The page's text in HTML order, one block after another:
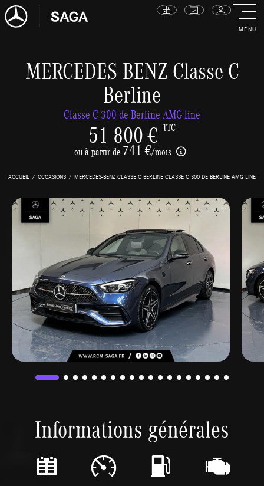
MENU
MERCEDES-BENZ Classe C
Berline
Classe C 300 de Berline AMG line
51 800 € TTC
ou à partir de 741 €/mois
ACCUEIL OCCASIONS MERCEDES-BENZ CLASSE C BERLINE CLASSE C 300 DE BERLINE AMG LINE
Informations générales